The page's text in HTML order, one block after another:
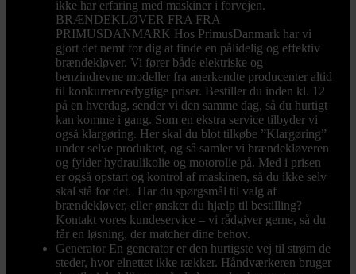
ikke har erfaring med maskiner i forvejen.
BRÆNDEKLØVER FRA FRA
PRIMUSDANMARK Hos PrimusDanmark har vi
gjort det nemt for dig at finde en pålidelig og effektiv
brændekløver. Vi fører både elektriske og
benzindrevne modeller fra anerkendte producenter altid
til konkurrencedygtige priser. Bestiller du inden kl. 12
på en hverdag, sender vi den samme dag, så du hurtigt
kan komme i gang. Som en ekstra service tilbyder vi
også klargøring. Her skal du blot tilkøbe ”Klargøring”
under selve produktet, og så samler vi brændekløveren
og fylder hydraulikolie og motorolie på. Med i prisen
er også opstart og kontrol af maskinen, så du ikke selv
skal stå for det. Har du spørgsmål til valg af
brændekløver, eller ønsker du hjælp til bestilling?
Kontakt vores kundeservice – vi rådgiver gerne, så du
får en løsning, der matcher dine behov.
Generator En generator er den hurtigste vej til strøm de
steder, hvor elnettet ikke rækker. Håndværkeren bruger